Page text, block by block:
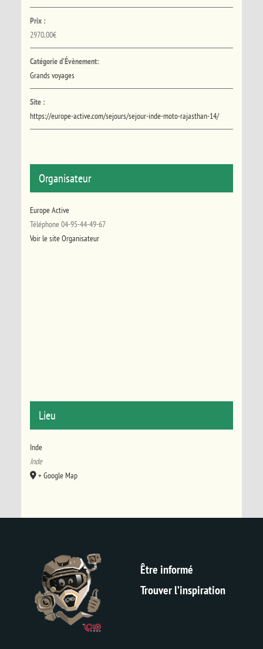
Prix :
2970,00€
Catégorie d’Évènement:
Grands voyages
Site :
https://europe-active.com/sejours/sejour-inde-moto-rajasthan-14/
Organisateur
Europe Active
Téléphone 04-95-44-49-67
Voir le site Organisateur
Lieu
Inde
Inde
+ Google Map
Être informé
Trouver l’inspiration